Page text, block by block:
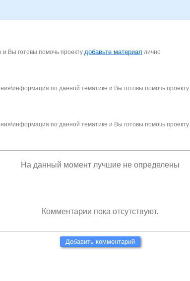
Вы готовы помочь проекту добавьте материал лично
по данной тематике и Вы готовы помочь проекту
по данной тематике и Вы готовы помочь проекту
На данный момент лучшие не определены
Комментарии пока отсутствуют.
Добавить комментарий